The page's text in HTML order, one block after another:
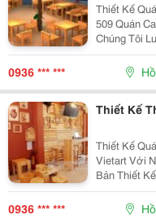
Thiết Kế Quán
509 Quán Cafe Ngày Càng Phát Triển Cũng Là Lúc
Chúng Tôi
Kế Quán
Người Vừa
0936 *** ***
Thiết Kế
Thiết Kế Quán Cafe
Vietart Với
Bản Thiết
Bar Mang
Trọng
0936 *** ***